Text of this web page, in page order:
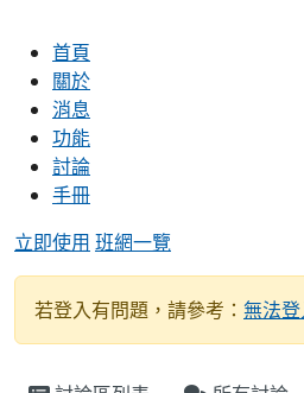
首頁
關於
消息
功能
討論
手冊
立即使用 班網一覽
若登入有問題，請參考： 無法